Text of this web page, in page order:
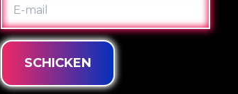
MAIL
SCHICKEN